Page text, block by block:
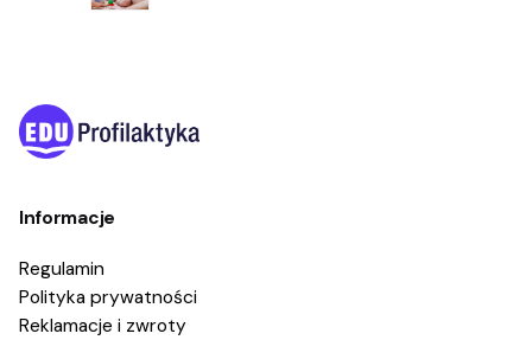
Informacje
Regulamin
Polityka prywatności
Reklamacje i zwroty